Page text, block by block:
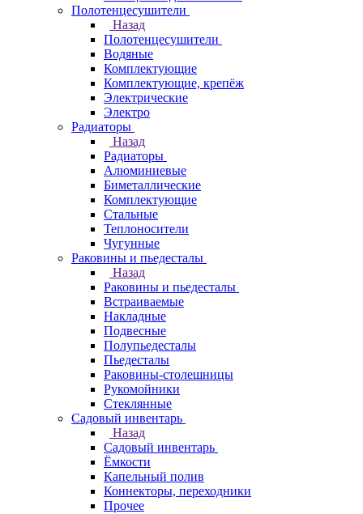
Полотенцесушители
Назад
Полотенцесушители
Водяные
Комплектующие
Комплектующие, крепёж
Электрические
Электро
Радиаторы
Назад
Радиаторы
Алюминиевые
Биметаллические
Комплектующие
Стальные
Теплоносители
Чугунные
Раковины и пьедесталы
Назад
Раковины и пьедесталы
Встраиваемые
Накладные
Подвесные
Полупьедесталы
Пьедесталы
Раковины-столешницы
Рукомойники
Стеклянные
Садовый инвентарь
Назад
Садовый инвентарь
Ёмкости
Капельный полив
Коннекторы, переходники
Прочее